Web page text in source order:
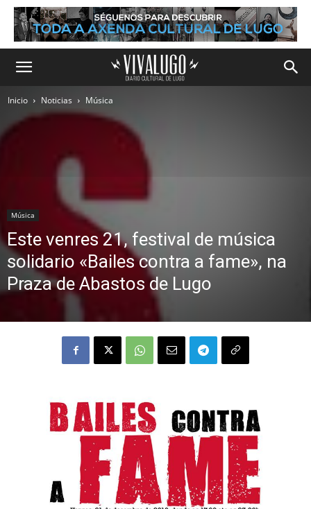
Inicio Noticias Música
Música
Este venres 21, festival de música
solidario «Bailes contra a fame», na
Praza de Abastos de Lugo